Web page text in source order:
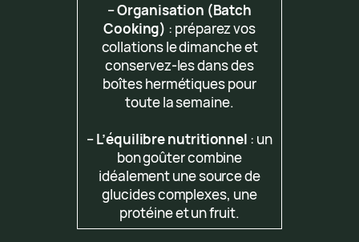
–Organisation (Batch
Cooking) : préparez vos
collations le dimanche et
conservez-les dans des
boîtes hermétiques pour
toute la semaine.
–L’équilibre nutritionnel : un
bon goûter combine
idéalement une source de
glucides complexes, une
protéine et un fruit.